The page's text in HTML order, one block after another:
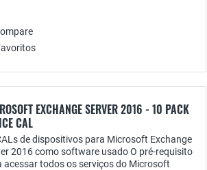
EXCHANGE SERVER 2016 - 10 PACK
CAL
de dispositivos para Microsoft Exchange
2016 como software usado O pré-requisito
acessar todos os serviços do Microsoft